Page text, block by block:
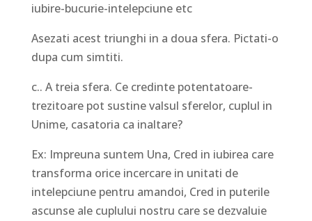
iubire-bucurie-intelepciune etc
Asezati acest triunghi in a doua sfera. Pictati-o
dupa cum simtiti.
c.. A treia sfera. Ce credinte potentatoare-
trezitoare pot sustine valsul sferelor, cuplul in
Unime, casatoria ca inaltare?
Ex: Impreuna suntem Una, Cred in iubirea care
transforma orice incercare in unitati de
intelepciune pentru amandoi, Cred in puterile
ascunse ale cuplului nostru care se dezvaluie